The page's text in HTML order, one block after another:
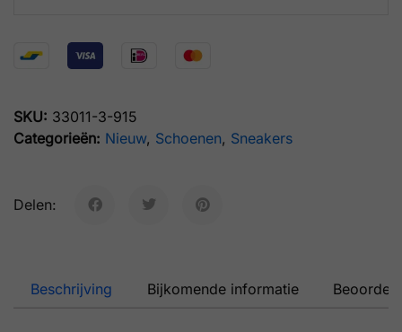
SKU: 33011-3-915
Categorieën: Nieuw, Schoenen, Sneakers
Delen:
Beschrijving Bijkomende informatie